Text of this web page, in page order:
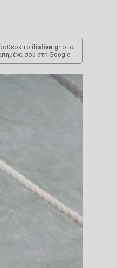
το ilialive.gr στα
σου στη Google